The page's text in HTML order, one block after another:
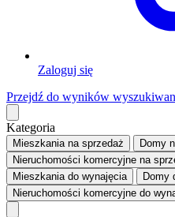
Zaloguj się
Przejdź do wyników
Kategoria
Mieszkaniana sprzedaż Domy
Nieruchomości komercyjne na
Mieszkaniado wynajęcia Domy
Nieruchomości komercyjne do